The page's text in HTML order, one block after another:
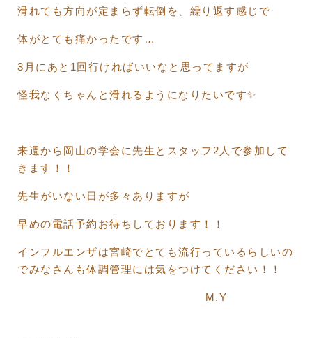
滑れても方向が定まらず転倒を、繰り返す感じで
体がとても痛かったです…
3月にあと1回行ければいいなと思ってますが
怪我なくちゃんと滑れるようになりたいです✨
来週から岡山の学会に先生とスタッフ2人で参加して
きます！！
先生がいない日が多々ありますが
早めの電話予約お待ちしております！！
インフルエンザは宮崎でとても流行っているらしいの
でみなさんも体調管理には気をつけてください！！
M.Y